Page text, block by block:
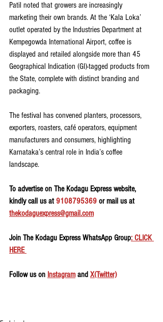
Patil noted that growers are increasingly
marketing their own brands. At the ‘Kala Loka’
outlet operated by the Industries Department at
Kempegowda International Airport, coffee is
displayed and retailed alongside more than 45
Geographical Indication (GI)-tagged products from
the State, complete with distinct branding and
packaging.
The festival has convened planters, processors,
exporters, roasters, café operators, equipment
manufacturers and consumers, highlighting
Karnataka’s central role in India’s coffee
landscape.
To advertise on The Kodagu Express website,
kindly call us at 9108795369 or mail us at
thekodaguexpress@gmail.com
Join The Kodagu Express WhatsApp Group: CLICK
HERE
Follow us on Instagram and X(Twitter)